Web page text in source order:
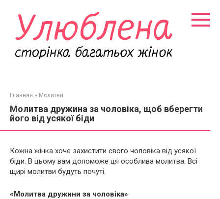
контенту
Главная » Молитви
Молитва дружина за чоловіка, щоб вберегти
його від усякої біди
Кожна жінка хоче захистити свого чоловіка від усякої
біди. В цьому вам допоможе ця особлива молитва. Всі
щирі молитви будуть почуті.
«Молитва дружини за чоловіка»